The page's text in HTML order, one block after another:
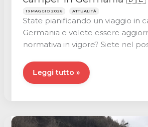
19 MAGGIO 2026 ATTUALITÀ
State pianificando un viaggio in
Germania e volete essere
normativa in vigore? Siete nel
Tutto
sulla
ai
Leggi tutto »